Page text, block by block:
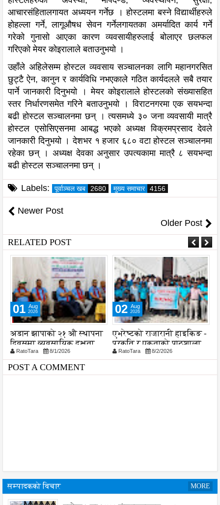
आचारसंहितालगायत अध्ययन गर्नेछ । होस्टलमा बस्ने विद्यार्थीहरुले
होहल्ला गर्ने, लागूऔषध सेवन गर्नेलगायतका अमर्यादित कार्य गर्ने
गरेको गुनासो आएका कारण व्यवसायीहरुलाई बोलाएर छलफल
गरिएको मेयर कोइरालाले बताउनुभयो ।
उहाँले अहिलेसम्म होस्टल व्यवसाय सञ्चालनका लागि महानगरसित
छुट्टै ऐन, कानुन र कार्यविधि नभएकाले गठित कार्यदलले सबै तयार
पार्ने जानकारी दिनुभयो । मेयर कोइरालाले होस्टलको संख्यासहित
स्तर निर्धारणसमेत गरिने बताउनुभयो । विराटनगरमा एक सयभन्दा
बढी होस्टल सञ्चालनमा छन् । त्यसमध्ये ३० जना व्यवसायी मात्रै
होस्टल एसोसिएसनमा आबद्ध भएको अध्यक्ष विक्रमप्रसाद देवले
जानकारी दिनुभयो । देशभर १ हजार ६८० वटा होस्टल सञ्चालनमा
रहेका छन् । अध्यक्ष देवका अनुसार उपत्यकामा मात्रै ८ सयभन्दा
बढी होस्टल सञ्चालनमा छन् ।
Labels: पूर्वाञ्चल खब 2680 मुख्य समाचार 4156
Newer Post
Older Post
RELATED POST
02 Aug
2026
एभरेष्टको राजारानी हाइकिङ -
प्रकृति र एकताको पाठशाला
RatoTara 8/2/2026
04 Aug
2026
समयमै सार्वजनिक भयो
विराटनगर महानगरको बजेट
पुस्तिका, कार्यान्वयन प्रक्रिया
पनि सुरु
RatoTara 8/4/2026
POST A COMMENT
सम्पादकको विचार MORE